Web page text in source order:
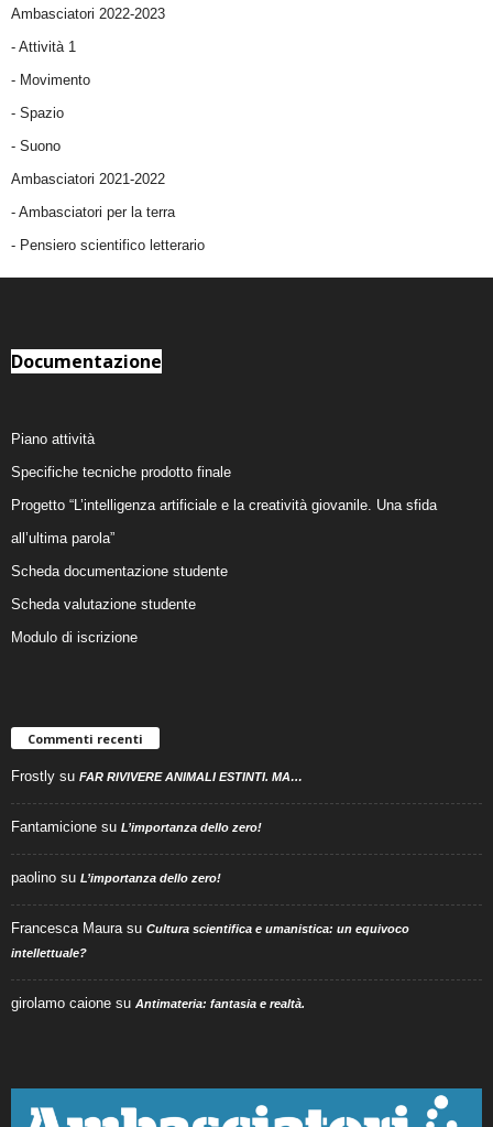
Ambasciatori 2022-2023
- Attività 1
- Movimento
- Spazio
- Suono
Ambasciatori 2021-2022
- Ambasciatori per la terra
- Pensiero scientifico letterario
Documentazione
Piano attività
Specifiche tecniche prodotto finale
Progetto “L’intelligenza artificiale e la creatività giovanile. Una sfida
all’ultima parola”
Scheda documentazione studente
Scheda valutazione studente
Modulo di iscrizione
Commenti recenti
Frostly su FAR RIVIVERE ANIMALI ESTINTI. MA…
Fantamicione su L’importanza dello zero!
paolino su L’importanza dello zero!
Francesca Maura su Cultura scientifica e umanistica: un equivoco
intellettuale?
girolamo caione su Antimateria: fantasia e realtà.